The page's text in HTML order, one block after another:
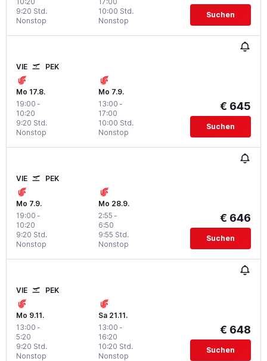
Nonstop
9:20 Std.
Nonstop
10:00 Std. Suchen
VIE PEK
Mo 17.8.
19:00 -
10:20
Nonstop
9:20 Std.
Mo 7.9.
13:00 -
17:00
Nonstop
10:00 Std.
€ 645
Suchen
VIE PEK
Mo 7.9.
19:00 -
10:20
Nonstop
9:20 Std.
Mo 28.9.
2:55 -
6:50
Nonstop
9:55 Std.
€ 646
Suchen
VIE PEK
Mo 9.11.
13:00 -
5:20
Nonstop
9:20 Std.
Sa 21.11.
13:00 -
16:20
Nonstop
10:20 Std.
€ 648
Suchen